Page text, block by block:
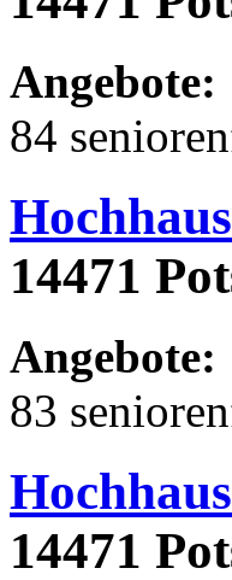
Angebote:
84
Hochhaus
14471
Angebote:
83
Hochhaus
14471